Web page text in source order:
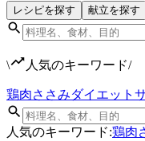
レシピを探す 献立を探す
\ 人気のキーワード/
鶏肉ささみダイエット
人気のキーワード:鶏肉